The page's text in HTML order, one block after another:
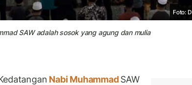
Foto:
SAW adalah sosok yang agung dan mulia
Nabi MuhammadSAW